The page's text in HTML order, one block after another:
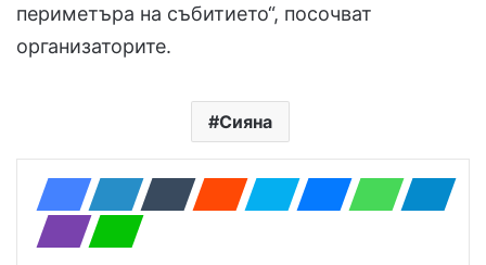
периметъра на събитието“, посочват
организаторите.
Сияна